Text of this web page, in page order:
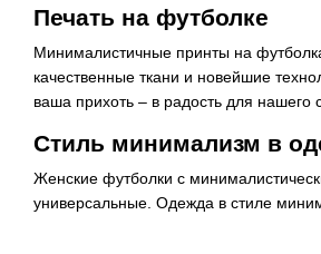
Печать на футболке
Минималистичные принты на
качественные ткани и новейшие
ваша прихоть – в радость для
Стиль минимализм в
Женские футболки с
универсальные. Одежда в стиле